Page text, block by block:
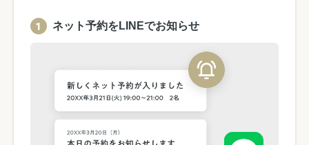
ネット予約をLINEでお知らせ